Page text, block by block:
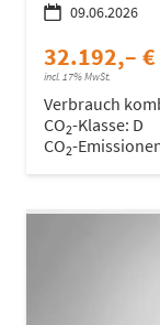
09.06.2026
32.192,– €
incl. 17% MwSt.
Verbrauch
CO2-Klasse: D
CO2-